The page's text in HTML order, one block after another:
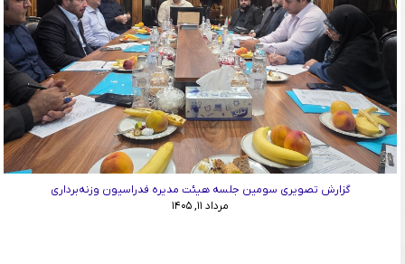
گزارش تصویری سومین جلسه هیئت مدیره فدراسیون وزنه‌برداری
مرداد ۱۱, ۱۴۰۵